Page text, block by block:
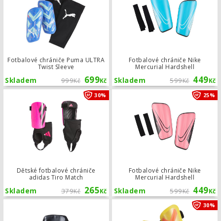
Fotbalové chrániče Puma ULTRA
Twist Sleeve
999Kč 699Kč
Skladem
Fotbalové chrániče Nike
Mercurial Hardshell
599Kč 449Kč
Skladem
Dětské fotbalové chrániče
adidas Tiro Match
379Kč 265Kč
Skladem
30% Dětské fotbalové chrániče adidas
Fotbalové chrániče Nike
Mercurial Hardshell
599Kč 449Kč
Skladem
25%
Batoh Reboots Backpack 30%